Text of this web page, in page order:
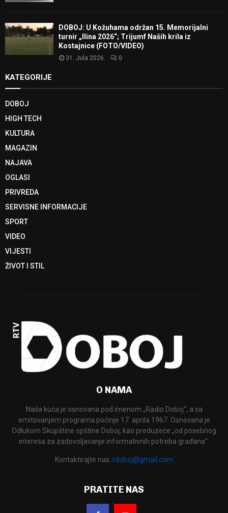
DOBOJ: U Kožuhama održan 15. Memorijalni
turnir „Ilina 2026“; Trijumf Naših krila iz
Kostajnice (FOTO/VIDEO)
31. Jula 2026. 0
KATEGORIJE
DOBOJ
HIGH TECH
KULTURA
MAGAZIN
NAJAVA
OGLASI
PRIVREDA
SERVISNE INFORMACIJE
SPORT
VIDEO
VIJESTI
ŽIVOT I STIL
O NAMA
Naša kuća je osnovana pod imenom „Radio Doboj“, a sa
emitovanjem programa počinje 17. aprila 1967. Osnovana je
Odlukom Skupštine opštine Doboj, kao preduzeće „od posebnog
interesa za zadovoljavanje informativnih potreba građana“.
Kontaktirajte nas: rdoboj@gmail.com
PRATITE NAS